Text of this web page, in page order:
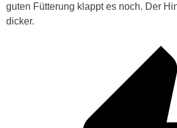
guten Fütterung klappt es noch. Der
dicker.